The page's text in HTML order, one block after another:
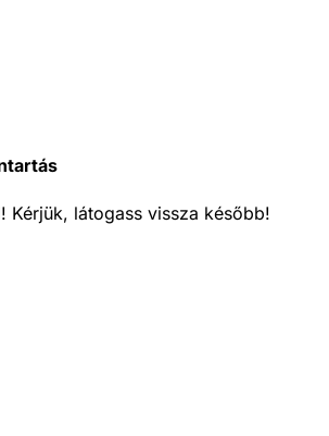
Kérjük, látogass vissza később!